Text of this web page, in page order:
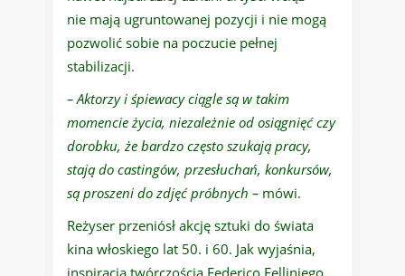
nie mają ugruntowanej pozycji i nie mogą
pozwolić sobie na poczucie pełnej
stabilizacji.
– Aktorzy i śpiewacy ciągle są w takim
momencie życia, niezależnie od osiągnięć czy
dorobku, że bardzo często szukają pracy,
stają do castingów, przesłuchań, konkursów,
są proszeni do zdjęć próbnych – mówi.
Reżyser przeniósł akcję sztuki do świata
kina włoskiego lat 50. i 60. Jak wyjaśnia,